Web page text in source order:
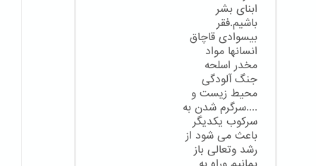
ابنای بشر
باشیم.فقر
بیسوادی قاچاق
انسانها مواد
مخدر اسلحه
جنگ آلودگی
محیط زیست و
....سرگرم شدن به
سرکوب یکدیگر
باعث می شود از
رشد وتعالی باز